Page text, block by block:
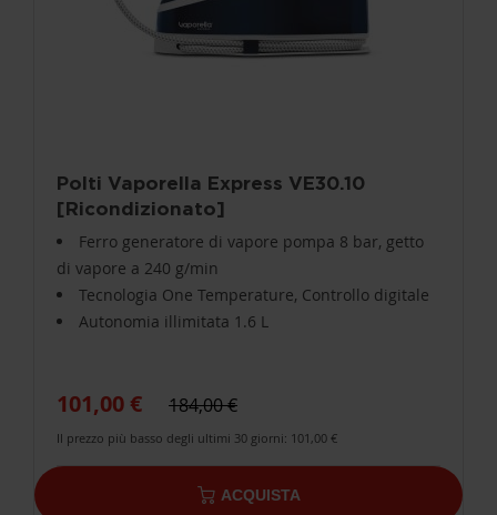
Polti Vaporella Express VE30.10
[Ricondizionato]
Ferro generatore di vapore pompa 8 bar, getto
di vapore a 240 g/min
Tecnologia One Temperature, Controllo digitale
Autonomia illimitata 1.6 L
101,00 € 184,00 €
Il prezzo più basso degli ultimi 30 giorni: 101,00 €
ACQUISTA